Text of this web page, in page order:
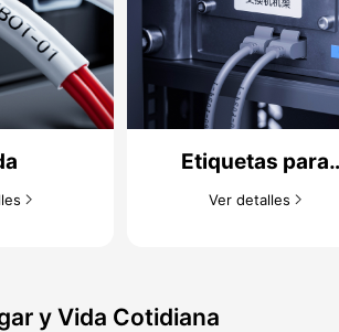
Etiquetas para
equipos​
Ver detalles​
y Vida Cotidiana